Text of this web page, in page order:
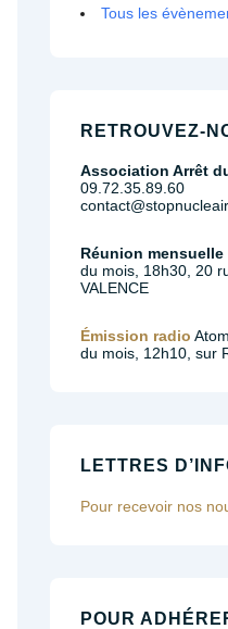
Tous les
RETROUVEZ-
Association Arrêt
09.72.35.89.60
Réunion mensuelle
du mois, 18h30, 20
VALENCE
Émission radio
du mois, 12h10, sur
LETTRES
Pour recevoir nos
POUR